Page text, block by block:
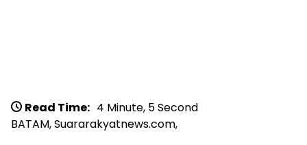
Read Time: 4 Minute, 5 Second
BATAM, Suararakyatnews.com,